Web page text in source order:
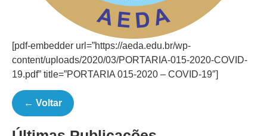
[pdf-embedder url=”https://aeda.edu.br/wp-
content/uploads/2020/03/PORTARIA-015-2020-COVID-
19.pdf” title=”PORTARIA 015-2020 – COVID-19″]
← Voltar